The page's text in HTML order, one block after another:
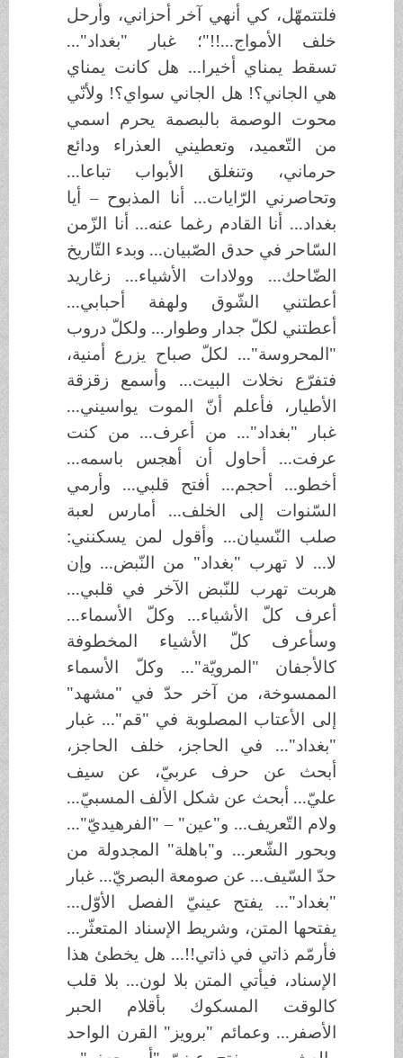
فلتتمهّل، كي أنهي آخر أحزاني، وأرحل
خلف الأمواج...!!"؛ غبار "بغداد"...
تسقط يمناي أخيرا... هل كانت يمناي
هي الجاني؟! هل الجاني سواي؟! ولأنّي
محوت الوصمة بالبصمة يحرم اسمي
من التّعميد، وتعطيني العذراء ودائع
حرماني، وتنغلق الأبواب تباعا...
وتحاصرني الرّايات... أنا المذبوح – أيا
بغداد... أنا القادم رغما عنه... أنا الزّمن
السّاحر في حدق الصّبيان... وبدء التّاريخ
الضّاحك... وولادات الأشياء... زغاريد
أعطتني الشّوق ولهفة أحبابي...
أعطتني لكلّ جدار وطوار... ولكلّ دروب
"المحروسة"... لكلّ صباح يزرع أمنية،
فتفرّع نخلات البيت... وأسمع زقزقة
الأطيار، فأعلم أنّ الموت يواسيني...
غبار "بغداد"... من أعرف... من كنت
عرفت... أحاول أن أهجس باسمه...
أخطو... أحجم... أفتح قلبي... وأرمي
السّنوات إلى الخلف... أمارس لعبة
صلب النّسيان... وأقول لمن يسكنني:
لا... لا تهرب "بغداد" من النّبض... وإن
هربت تهرب للنّبض الآخر في قلبي...
أعرف كلّ الأشياء... وكلّ الأسماء...
وسأعرف كلّ الأشياء المخطوفة
كالأجفان "المرويّة"... وكلّ الأسماء
الممسوخة، من آخر حدّ في "مشهد"
إلى الأعتاب المصلوبة في "قم"... غبار
"بغداد"... في الحاجز، خلف الحاجز،
أبحث عن حرف عربيّ، عن سيف
عليّ... أبحث عن شكل الألف المسبيّ...
ولام التّعريف... و"عين" – "الفرهيديّ"...
وبحور الشّعر... و"باهلة" المجدولة من
حدّ السّيف... عن صومعة البصريّ... غبار
"بغداد"... يفتح عينيّ الفصل الأوّل...
يفتحها المتن، وشريط الإسناد المتعثّر...
فأرمّم ذاتي في ذاتي!!... هل يخطئ هذا
الإسناد، فيأتي المتن بلا لون... بلا قلب
كالوقت المسكوك بأقلام الحبر
الأصفر... وعمائم "برويز" القرن الواحد